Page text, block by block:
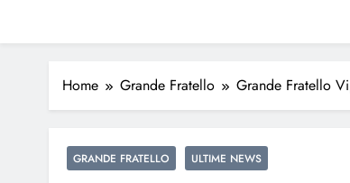
Home Grande Fratello Grande Fratello
GRANDE FRATELLO ULTIME NEWS